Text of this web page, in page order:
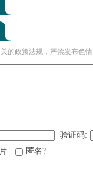
的政策法规，严禁发布色情
验证码:
匿名?